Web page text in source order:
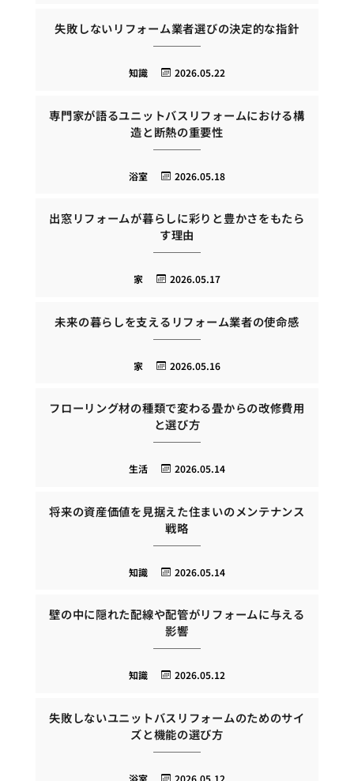
失敗しないリフォーム業者選びの決定的な指針
2026.05.22
知識
専門家が語るユニットバスリフォームにおける構
造と断熱の重要性
2026.05.18
浴室
出窓リフォームが暮らしに彩りと豊かさをもたら
す理由
2026.05.17
家
未来の暮らしを支えるリフォーム業者の使命感
2026.05.16
家
フローリング材の種類で変わる畳からの改修費用
と選び方
2026.05.14
生活
将来の資産価値を見据えた住まいのメンテナンス
戦略
2026.05.14
知識
壁の中に隠れた配線や配管がリフォームに与える
影響
2026.05.12
知識
失敗しないユニットバスリフォームのためのサイ
ズと機能の選び方
2026.05.12
浴室